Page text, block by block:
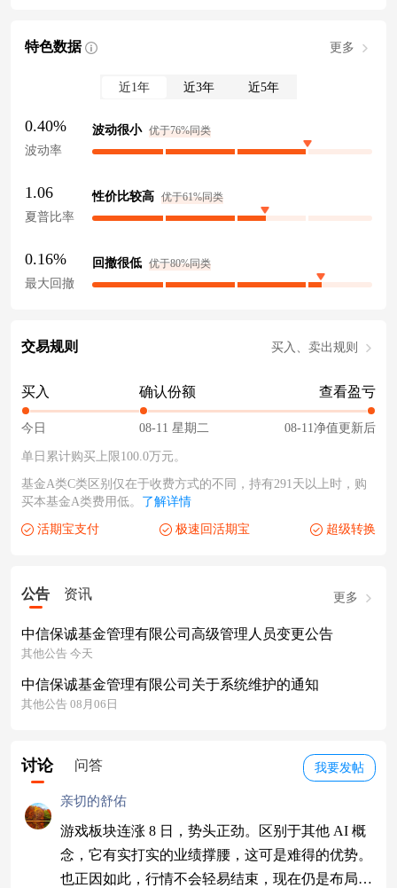
特色数据 更多
近1年 近3年 近5年
0.40%
波动率
波动很小 优于76%同类
1.06
夏普比率
性价比较高 优于61%同类
0.16%
最大回撤
回撤很低 优于80%同类
交易规则 买入、卖出规则
买入
今日
确认份额
08-11 星期二
查看盈亏
08-11净值更新后
单日累计购买上限100.0万元。
基金A类C类区别仅在于收费方式的不同，持有291天以上时，购
买本基金A类费用低。 了解详情
活期宝支付 极速回活期宝 超级转换
公告 资讯 更多
中信保诚基金管理有限公司高级管理人员变更公告
其他公告 今天
中信保诚基金管理有限公司关于系统维护的通知
其他公告 08月06日
我要发帖
讨论 问答
亲切的舒佑
游戏板块连涨 8 日，势头正劲。区别于其他 AI 概
念，它有实打实的业绩撑腰，这可是难得的优势。
也正因如此，行情不会轻易结束，现在仍是布局好